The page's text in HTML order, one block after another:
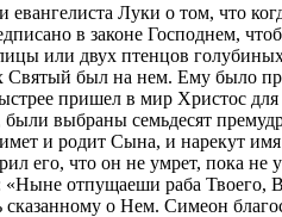
Луки о том, что
в законе Господнем,
или двух птенцов
был на нем. Ему было
пришел в мир Христос для
выбраны семьдесят
и родит Сына, и нарекут
его, что он не умрет, пока не
отпущаеши раба Твоего,
о Нем. Симеон